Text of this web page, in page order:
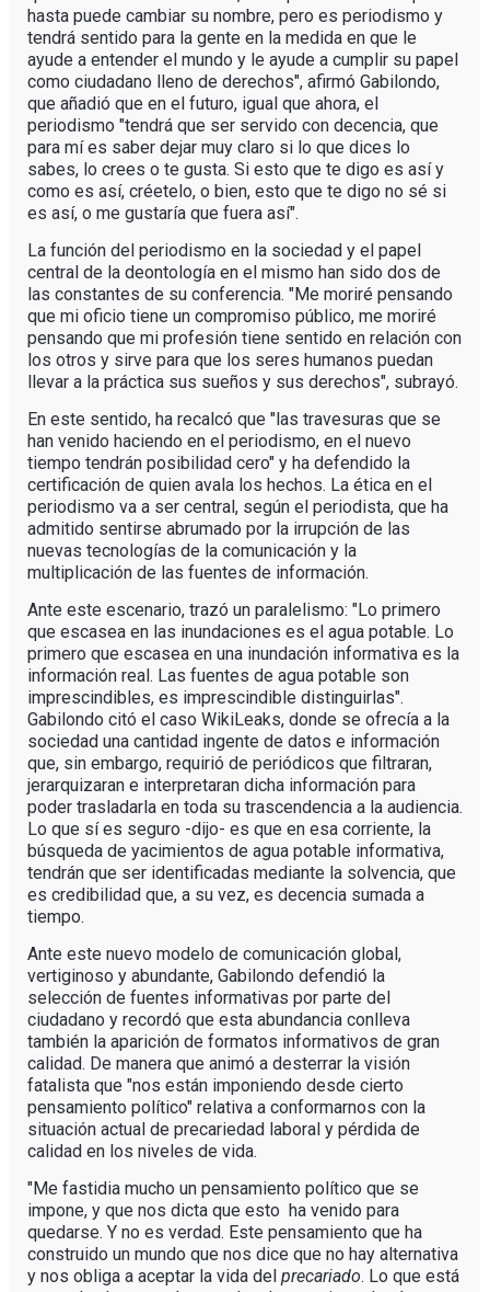
hasta puede cambiar su nombre, pero es periodismo y
tendrá sentido para la gente en la medida en que le
ayude a entender el mundo y le ayude a cumplir su papel
como ciudadano lleno de derechos", afirmó Gabilondo,
que añadió que en el futuro, igual que ahora, el
periodismo "tendrá que ser servido con decencia, que
para mí es saber dejar muy claro si lo que dices lo
sabes, lo crees o te gusta. Si esto que te digo es así y
como es así, créetelo, o bien, esto que te digo no sé si
es así, o me gustaría que fuera así".
La función del periodismo en la sociedad y el papel
central de la deontología en el mismo han sido dos de
las constantes de su conferencia. "Me moriré pensando
que mi oficio tiene un compromiso público, me moriré
pensando que mi profesión tiene sentido en relación con
los otros y sirve para que los seres humanos puedan
llevar a la práctica sus sueños y sus derechos", subrayó.
En este sentido, ha recalcó que "las travesuras que se
han venido haciendo en el periodismo, en el nuevo
tiempo tendrán posibilidad cero" y ha defendido la
certificación de quien avala los hechos. La ética en el
periodismo va a ser central, según el periodista, que ha
admitido sentirse abrumado por la irrupción de las
nuevas tecnologías de la comunicación y la
multiplicación de las fuentes de información.
Ante este escenario, trazó un paralelismo: "Lo primero
que escasea en las inundaciones es el agua potable. Lo
primero que escasea en una inundación informativa es la
información real. Las fuentes de agua potable son
imprescindibles, es imprescindible distinguirlas".
Gabilondo citó el caso WikiLeaks, donde se ofrecía a la
sociedad una cantidad ingente de datos e información
que, sin embargo, requirió de periódicos que filtraran,
jerarquizaran e interpretaran dicha información para
poder trasladarla en toda su trascendencia a la audiencia.
Lo que sí es seguro -dijo- es que en esa corriente, la
búsqueda de yacimientos de agua potable informativa,
tendrán que ser identificadas mediante la solvencia, que
es credibilidad que, a su vez, es decencia sumada a
tiempo.
Ante este nuevo modelo de comunicación global,
vertiginoso y abundante, Gabilondo defendió la
selección de fuentes informativas por parte del
ciudadano y recordó que esta abundancia conlleva
también la aparición de formatos informativos de gran
calidad. De manera que animó a desterrar la visión
fatalista que "nos están imponiendo desde cierto
pensamiento político" relativa a conformarnos con la
situación actual de precariedad laboral y pérdida de
calidad en los niveles de vida.
"Me fastidia mucho un pensamiento político que se
impone, y que nos dicta que esto ha venido para
quedarse. Y no es verdad. Este pensamiento que ha
construido un mundo que nos dice que no hay alternativa
y nos obliga a aceptar la vida del precariado. Lo que está